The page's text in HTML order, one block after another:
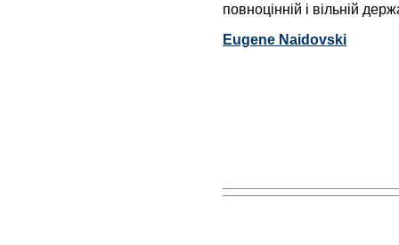
повноцінній і вільній
Eugene Naidovski